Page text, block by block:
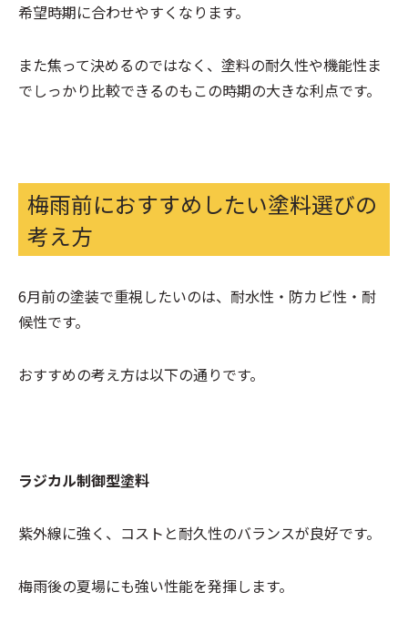
希望時期に合わせやすくなります。
また焦って決めるのではなく、塗料の耐久性や機能性ま
でしっかり比較できるのもこの時期の大きな利点です。
梅雨前におすすめしたい塗料選びの
考え方
6月前の塗装で重視したいのは、耐水性・防カビ性・耐
候性です。
おすすめの考え方は以下の通りです。
ラジカル制御型塗料
紫外線に強く、コストと耐久性のバランスが良好です。
梅雨後の夏場にも強い性能を発揮します。